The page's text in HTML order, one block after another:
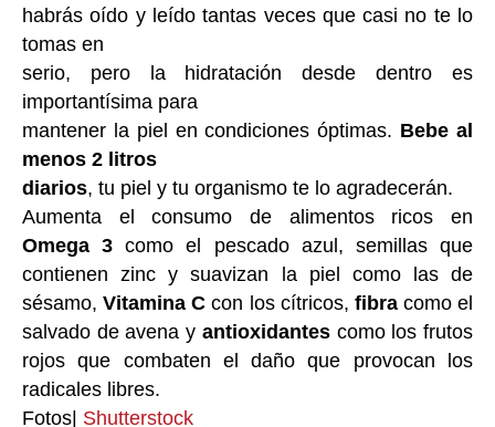
habrás oído y leído tantas veces que casi no te lo
tomas en
serio, pero la hidratación desde dentro es
importantísima para
mantener la piel en condiciones óptimas. Bebe al
menos 2 litros
diarios, tu piel y tu organismo te lo agradecerán.
Aumenta el consumo de alimentos ricos en
Omega 3como el pescado azul, semillas que
contienen zinc y suavizan la piel como las de
sésamo,Vitamina C con los cítricos, fibracomo el
salvado de avena y antioxidantescomo los frutos
rojos que combaten el daño que provocan los
radicales libres.
Fotos| Shutterstock